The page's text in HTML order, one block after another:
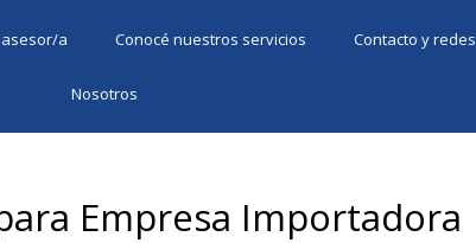
a Conocé nuestros servicios Contacto y redes
Nosotros
Empresa Importadora